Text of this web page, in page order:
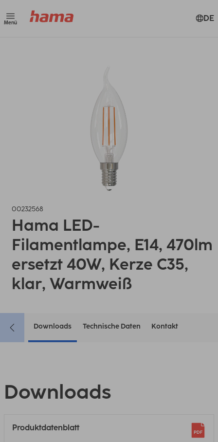
Menü DE
00232568
Hama LED-
Filamentlampe, E14, 470lm
ersetzt 40W, Kerze C35,
klar, Warmweiß
Downloads Technische Daten Kontakt
Downloads
Produktdatenblatt